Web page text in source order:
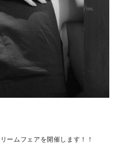
ームフェアを開催します！！